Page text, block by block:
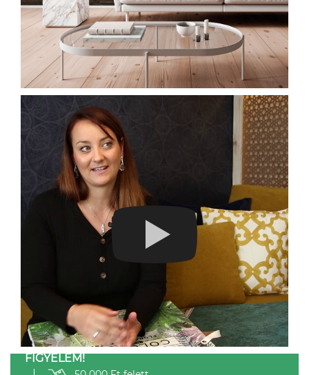
FIGYELEM!